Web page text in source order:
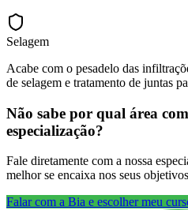
Selagem
Acabe com o pesadelo das
de selagem e tratamento de juntas
Não sabe por qual área
especialização?
Fale diretamente com a nossa
melhor se encaixa nos seus
Falar com a Bia e escolher meu